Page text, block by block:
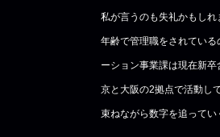
私が言うのも失礼かもし
年齢で管理職をされてい
ーション事業課は現在新
京と大阪の2拠点で活動し
束ねながら数字を追ってい